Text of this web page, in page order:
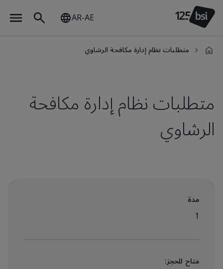
AR-AE
ar-
متطلبات نظام إدارة مكافحة الرشاوي
متطلبات نظام إدارة مكافحة
الرشاوي
مدة
1
متاح للحجز: